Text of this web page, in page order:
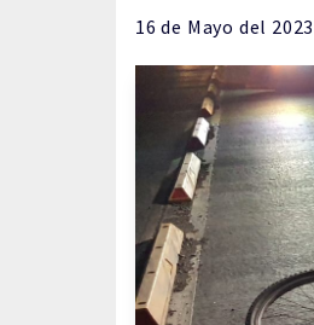
16 de Mayo del 2023